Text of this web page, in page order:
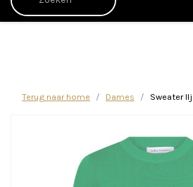
Terug naar home Dames Sweater